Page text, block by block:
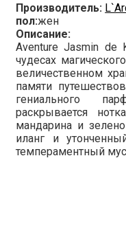
Производитель:
пол:жен
Описание:
Aventure Jasmin de
чудесах
величественном
памяти
гениального
раскрывается
мандарина и
иланг и
темпераментный